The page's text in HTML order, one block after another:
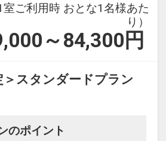
室ご利用時 おとな1名様あた
り）
～84,300 円
＞スタンダードプラン
のポイント